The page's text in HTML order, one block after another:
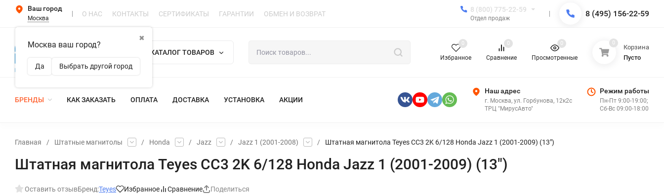
Ваш город
Москва
✖
Москва ваш город?
Да Выбрать другой город
О НАС КОНТАКТЫ СЕРТИФИКАТЫ ГАРАНТИИ ОБМЕН И ВОЗВРАТ
8 (800) 775-22-59
Отдел продаж 8 (495) 156-22-59
КАТАЛОГ ТОВАРОВ
Избранное
0
Сравнение
0
Просмотренные
0 0
Корзина
Пусто
БРЕНДЫ КАК ЗАКАЗАТЬ ОПЛАТА ДОСТАВКА УСТАНОВКА АКЦИИ
Наш адрес
г. Москва, ул. Горбунова, 12к2с
ТРЦ "МирусАвто"
Режим работы
Пн-Пт 9:00-19:00;
Сб-Вс 09:00-18:00
Главная / Штатные магнитолы / Honda / Jazz / Jazz 1 (2001-2008) / Штатная магнитола Teyes CC3 2K 6/128 Honda Jazz 1 (2001-2009) (13")
Штатная магнитола Teyes CC3 2K 6/128 Honda Jazz 1 (2001-2009) (13")
Оставить отзывБренд:Teyes Избранное Сравнение Поделиться